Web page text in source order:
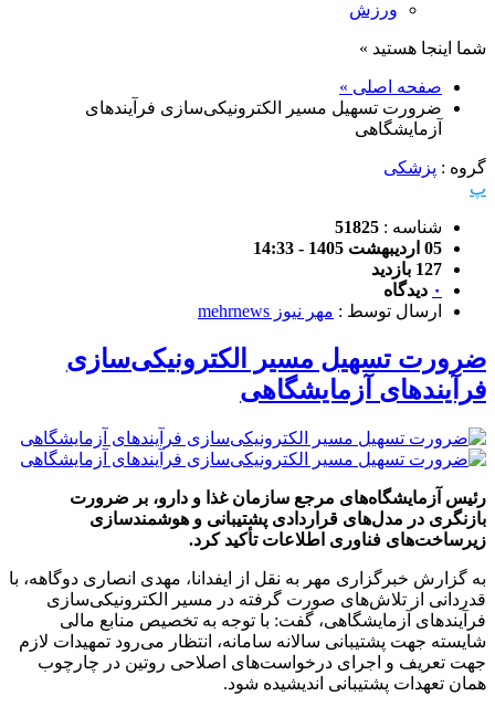
ورزش
شما اینجا هستید »
صفحه اصلی »
ضرورت تسهیل مسیر الکترونیکی‌سازی فرآیندهای
آزمایشگاهی
گروه : پزشکی
پ
شناسه : 51825
05 اردیبهشت 1405 - 14:33
127 بازدید
۰ دیدگاه
ارسال توسط : مهر نیوز mehrnews
ضرورت تسهیل مسیر الکترونیکی‌سازی
فرآیندهای آزمایشگاهی
رئیس آزمایشگاه‌های مرجع سازمان غذا و دارو، بر ضرورت
بازنگری در مدل‌های قراردادی پشتیبانی و هوشمندسازی
زیرساخت‌های فناوری اطلاعات تأکید کرد.
به گزارش خبرگزاری مهر به نقل از ایفدانا، مهدی انصاری دوگاهه، با
قدردانی از تلاش‌های صورت‌ گرفته در مسیر الکترونیکی‌سازی
فرآیندهای آزمایشگاهی، گفت: با توجه به تخصیص منابع مالی
شایسته جهت پشتیبانی سالانه سامانه، انتظار می‌رود تمهیدات لازم
جهت تعریف و اجرای درخواست‌های اصلاحی روتین در چارچوب
همان تعهدات پشتیبانی اندیشیده شود.